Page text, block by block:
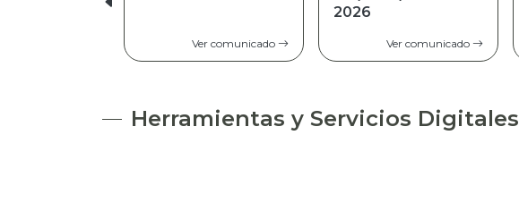
Ver comunicado Ver comunicado
Herramientas y Servicios Digitales